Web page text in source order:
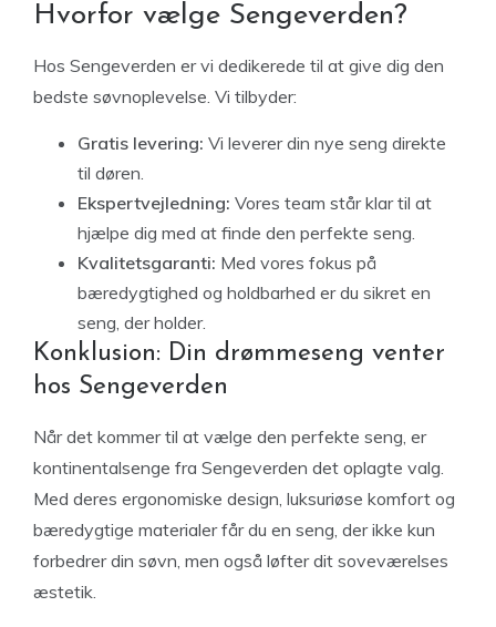
Hvorfor vælge Sengeverden?
Hos Sengeverden er vi dedikerede til at give dig den
bedste søvnoplevelse. Vi tilbyder:
Gratis levering: Vi leverer din nye seng direkte
til døren.
Ekspertvejledning: Vores team står klar til at
hjælpe dig med at finde den perfekte seng.
Kvalitetsgaranti: Med vores fokus på
bæredygtighed og holdbarhed er du sikret en
seng, der holder.
Konklusion: Din drømmeseng venter
hos Sengeverden
Når det kommer til at vælge den perfekte seng, er
kontinentalsenge fra Sengeverden det oplagte valg.
Med deres ergonomiske design, luksuriøse komfort og
bæredygtige materialer får du en seng, der ikke kun
forbedrer din søvn, men også løfter dit soveværelses
æstetik.